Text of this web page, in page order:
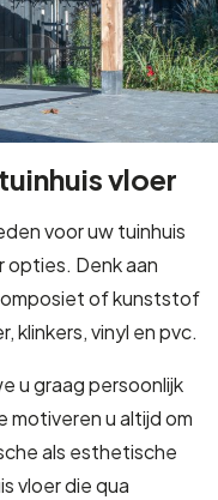
vloer
voor uw tuinhuis
opties. Denk aan
of kunststof
klinkers, vinyl en pvc.
u graag persoonlijk
motiveren u altijd om
als esthetische
vloer die qua